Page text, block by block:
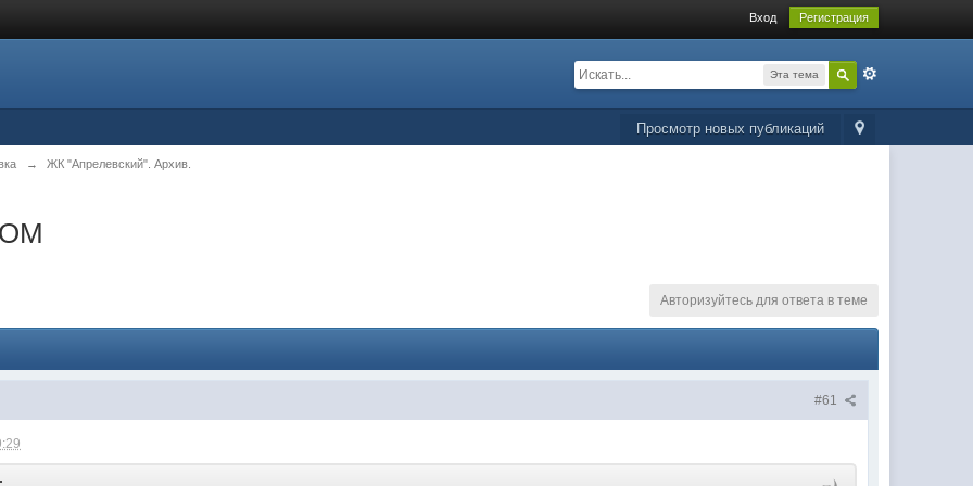
Вход Регистрация
Эта тема
Просмотр новых публикаций
→ ЖК "Апрелевский". Архив.
Авторизуйтесь для ответа в теме
#61